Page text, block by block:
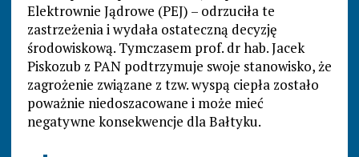
Elektrownie Jądrowe (PEJ) – odrzuciła te
zastrzeżenia i wydała ostateczną decyzję
środowiskową. Tymczasem prof. dr hab. Jacek
Piskozub z PAN podtrzymuje swoje stanowisko, że
zagrożenie związane z tzw. wyspą ciepła zostało
poważnie niedoszacowane i może mieć
negatywne konsekwencje dla Bałtyku.